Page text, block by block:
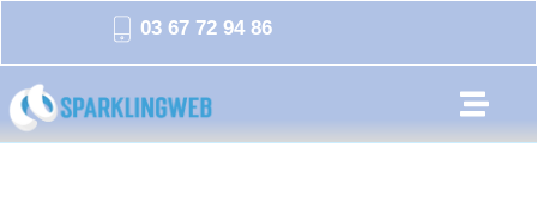
03 67 72 94 86